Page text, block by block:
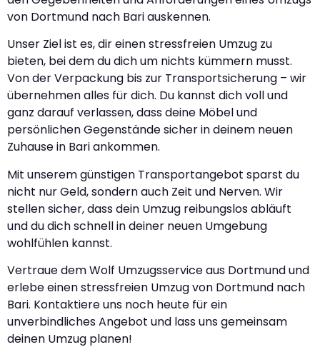
von Dortmund nach Bari auskennen.
Unser Ziel ist es, dir einen stressfreien Umzug zu
bieten, bei dem du dich um nichts kümmern musst.
Von der Verpackung bis zur Transportsicherung – wir
übernehmen alles für dich. Du kannst dich voll und
ganz darauf verlassen, dass deine Möbel und
persönlichen Gegenstände sicher in deinem neuen
Zuhause in Bari ankommen.
Mit unserem günstigen Transportangebot sparst du
nicht nur Geld, sondern auch Zeit und Nerven. Wir
stellen sicher, dass dein Umzug reibungslos abläuft
und du dich schnell in deiner neuen Umgebung
wohlfühlen kannst.
Vertraue dem Wolf Umzugsservice aus Dortmund und
erlebe einen stressfreien Umzug von Dortmund nach
Bari. Kontaktiere uns noch heute für ein
unverbindliches Angebot und lass uns gemeinsam
deinen Umzug planen!